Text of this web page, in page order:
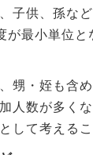
子供、孫な
最小単位と
甥・姪も含
人数が多く
して考える